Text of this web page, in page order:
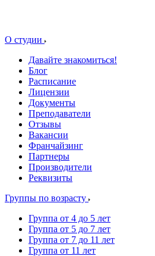
О студии
Давайте знакомиться!
Блог
Расписание
Лицензии
Документы
Преподаватели
Отзывы
Вакансии
Франчайзинг
Партнеры
Производители
Реквизиты
Группы по возрасту
Группа от 4 до 5 лет
Группа от 5 до 7 лет
Группа от 7 до 11 лет
Группа от 11 лет